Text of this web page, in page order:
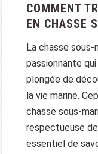
COMMENT
EN CHASSE
La chasse
passionnante
plongée de
la vie marine.
chasse sous-
respectueuse
essentiel de